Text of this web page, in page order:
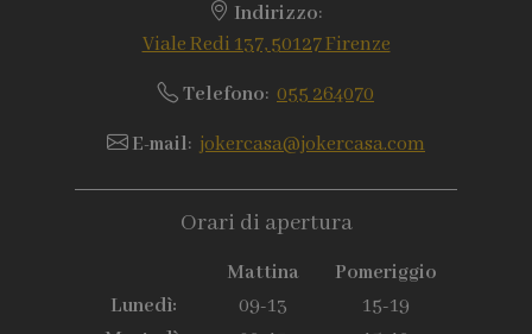
Indirizzo:
Viale Redi 137, 50127 Firenze
Telefono: 055 264070
E-mail: jokercasa@jokercasa.com
Orari di apertura
Mattina
Pomeriggio
Lunedì:
09-13
15-19